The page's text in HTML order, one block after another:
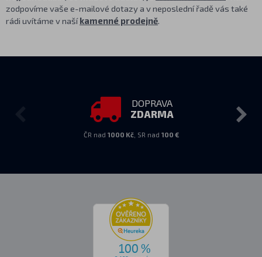
zodpovíme vaše e-mailové dotazy a v neposlední řadě vás také
rádi uvítáme v našíkamenné prodejně.
DOPRAVA
ZDARMA
ČR nad 1000 Kč, SR nad 100 €